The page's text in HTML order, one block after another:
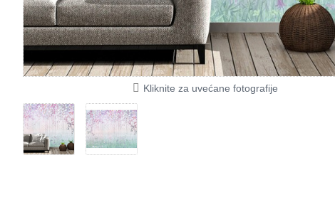
Kliknite za uvećane fotografije